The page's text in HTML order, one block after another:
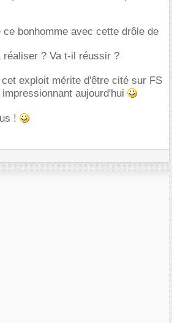
ce bonhomme avec cette drôle de
réaliser ? Va t-il réussir ?
exploit mérite d'être cité sur FS
aujourd'hui
!